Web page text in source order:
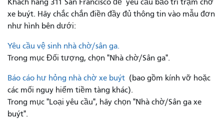
Khách hàng 311 San Francisco để yêu cầu bảo trì trạm chờ
xe buýt. Hãy chắc chắn điền đầy đủ thông tin vào mẫu đơn
như hình bên dưới:
Yêu cầu vệ sinh nhà chờ/sân ga.
Trong mục Đối tượng, chọn "Nhà chờ/Sân ga".
Báo cáo hư hỏng nhà chờ xe buýt (bao gồm kính vỡ hoặc
các mối nguy hiểm tiềm tàng khác).
Trong mục "Loại yêu cầu", hãy chọn "Nhà chờ/Sân ga xe
buýt".